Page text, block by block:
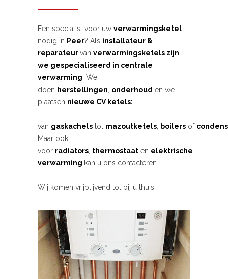
Een specialist voor uw verwarmingsketel
nodig in Peer? Als installateur &
reparateurvan verwarmingsketels zijn
we gespecialiseerd in centrale
verwarming . We
doen herstellingen onderhoud en we
plaatsen nieuwe CV ketels:
van gaskachels tot mazoutketels boilers of
Maar ook
voor radiators thermostaat en elektrische
verwarming kan u ons contacteren.
Wij komen vrijblijvend tot bij u thuis.